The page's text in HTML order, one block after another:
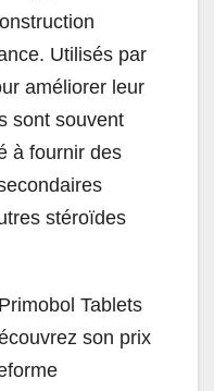
Utilisés par
améliorer leur
sont souvent
à fournir des
stéroïdes
Tablets
son prix